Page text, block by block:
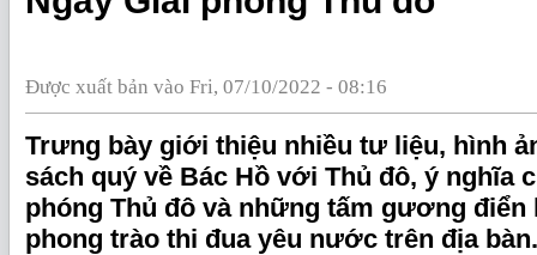
Được xuất bản vào Fri, 07/10/2022 - 08:16
Trưng bày giới thiệu nhiều tư liệu, hình
sách quý về Bác Hồ với Thủ đô, ý nghĩa
phóng Thủ đô và những tấm gương
phong trào thi đua yêu nước trên địa bàn.